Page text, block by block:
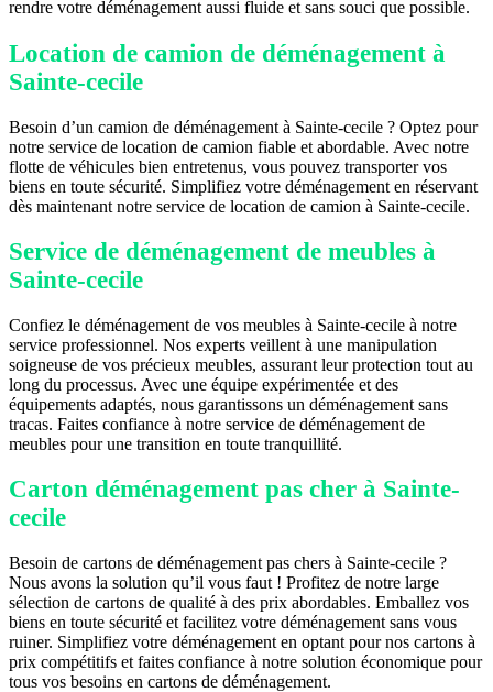
rendre votre déménagement aussi fluide et sans souci que possible.
Location de camion de déménagement à
Sainte-cecile
Besoin d’un camion de déménagement à Sainte-cecile ? Optez pour
notre service de location de camion fiable et abordable. Avec notre
flotte de véhicules bien entretenus, vous pouvez transporter vos
biens en toute sécurité. Simplifiez votre déménagement en réservant
dès maintenant notre service de location de camion à Sainte-cecile.
Service de déménagement de meubles à
Sainte-cecile
Confiez le déménagement de vos meubles à Sainte-cecile à notre
service professionnel. Nos experts veillent à une manipulation
soigneuse de vos précieux meubles, assurant leur protection tout au
long du processus. Avec une équipe expérimentée et des
équipements adaptés, nous garantissons un déménagement sans
tracas. Faites confiance à notre service de déménagement de
meubles pour une transition en toute tranquillité.
Carton déménagement pas cher à Sainte-
cecile
Besoin de cartons de déménagement pas chers à Sainte-cecile ?
Nous avons la solution qu’il vous faut ! Profitez de notre large
sélection de cartons de qualité à des prix abordables. Emballez vos
biens en toute sécurité et facilitez votre déménagement sans vous
ruiner. Simplifiez votre déménagement en optant pour nos cartons à
prix compétitifs et faites confiance à notre solution économique pour
tous vos besoins en cartons de déménagement.